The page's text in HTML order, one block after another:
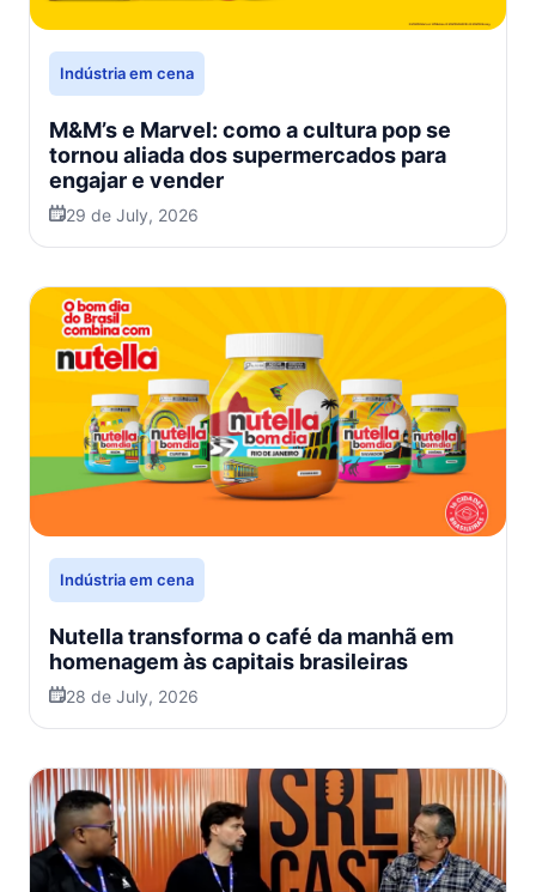
Indústria em cena
M&M’s e Marvel: como a cultura pop se
tornou aliada dos supermercados para
engajar e vender
29 de July, 2026
Indústria em cena
Nutella transforma o café da manhã em
homenagem às capitais brasileiras
28 de July, 2026